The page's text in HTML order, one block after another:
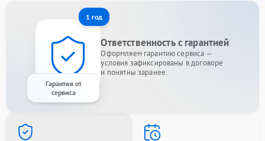
1 год
Гарантия от
сервиса
Ответственность с гарантией
Оформляем гарантию сервиса —
условия зафиксированы в договоре
и понятны заранее.